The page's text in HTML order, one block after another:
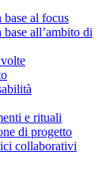
al focus
all’ambito di
e rituali
di progetto
collaborativi